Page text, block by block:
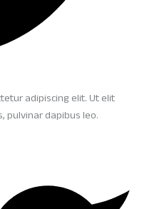
adipiscing elit. Ut elit
pulvinar dapibus leo.